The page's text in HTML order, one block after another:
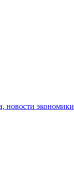
новости экономики